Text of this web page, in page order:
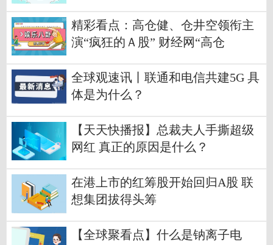
精彩看点：高仓健、仓井空领衔主
演“疯狂的Ａ股” 财经网“高仓
全球观速讯丨联通和电信共建5G 具
体是为什么？
【天天快播报】总裁夫人手撕超级
网红 真正的原因是什么？
在港上市的红筹股开始回归A股 联
想集团拔得头筹
【全球聚看点】什么是钠离子电